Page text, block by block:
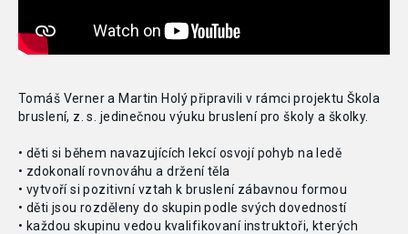
Tomáš Verner a Martin Holý připravili v rámci projektu Škola
bruslení, z. s. jedinečnou výuku bruslení pro školy a školky.
• děti si během navazujících lekcí osvojí pohyb na ledě
• zdokonalí rovnováhu a držení těla
• vytvoří si pozitivní vztah k bruslení zábavnou formou
• děti jsou rozděleny do skupin podle svých dovedností
• každou skupinu vedou kvalifikovaní instruktoři, kterých